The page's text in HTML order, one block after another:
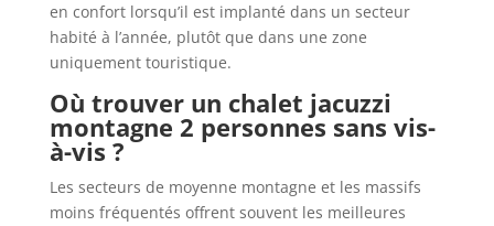
en confort lorsqu’il est implanté dans un secteur
habité à l’année, plutôt que dans une zone
uniquement touristique.
Où trouver un chalet jacuzzi
montagne 2 personnes sans vis-
à-vis ?
Les secteurs de moyenne montagne et les massifs
moins fréquentés offrent souvent les meilleures